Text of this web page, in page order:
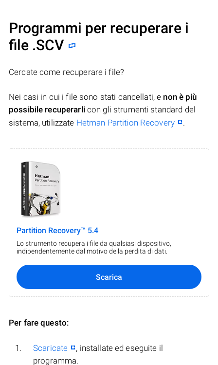
Programmi per recuperare i
file .SCV
Cercate come recuperare i file?
Nei casi in cui i file sono stati cancellati, e non è più
possibile recuperarlicon gli strumenti standard del
sistema, utilizzate Hetman Partition Recovery .
Partition Recovery™ 5.4
Lo strumento recupera i file da qualsiasi dispositivo,
indipendentemente dal motivo della perdita di dati.
Scarica
Per fare questo:
Scaricate
, installate ed eseguite il
programma.